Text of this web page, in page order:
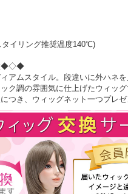
タイリング推奨温度140℃)
◆◇◆
アムスタイル。段違いに外ハネを
ク調の雰囲気に仕上げたウィッグ
つき、ウィッグネット一つプレゼ